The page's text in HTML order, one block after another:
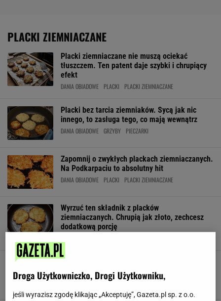
PLACKI ZIEMNIACZANE
Placki ziemniaczane nie muszą ociekać
tłuszczem. Ten patent daje szybki i chrupiący
efekt
DANIA OBIADOWE PLACKI PLACKI ZIEMNIACZANE
Placki bez tarcia ziemniaków. Sycą jak nic
innego, to zasługa tego, co mają wewnątrz
DANIA OBIADOWE GRZYBY PIECZARKI
Zapomnij o zwykłych plackach ziemniaczanych.
Na Podkarpaciu to absolutny hit
DANIA OBIADOWE PLACKI PLACKI ZIEMNIACZANE
Wyrzuć ten składnik z placków
ziemniaczanych. Chrupią jak złoto, zechcesz
dodatkową porcję
To przepis dla tych, którzy mają dość zwykłych
ziemniaków. Smak przyprawia o zawrót głowy
DANIA OBIADOWE MAJONEZ PLACKI ZIEMNIACZANE
Droga Użytkowniczko, Drogi Użytkowniku,
jeśli wyrazisz zgodę klikając „Akceptuję”, Gazeta.pl sp. z o.o.